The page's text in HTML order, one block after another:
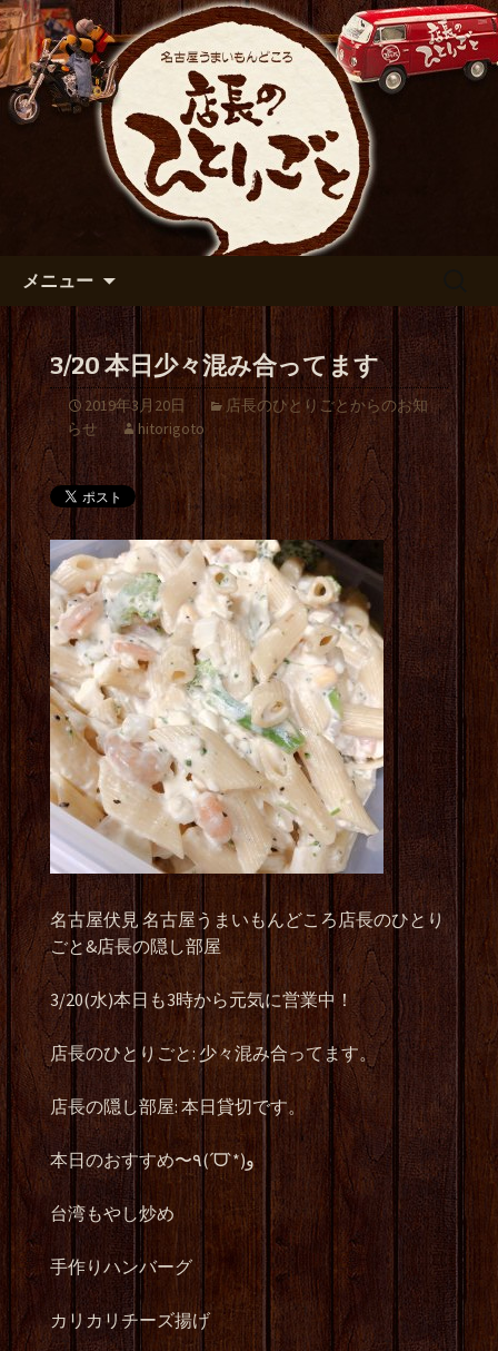
名古屋市伏見の居酒屋【店長の
ひとりごと】のブログ
出張や観光に名古屋めしがおすすめで
す
メニュー
3/20 本日少々混み合ってます
2019年3月20日
店長のひとりごとからのお知
らせ
hitorigoto
名古屋伏見 名古屋うまいもんどころ店長のひとり
ごと&店長の隠し部屋
3/20(水)本日も3時から元気に営業中！
店長のひとりごと: 少々混み合ってます。
店長の隠し部屋: 本日貸切です。
本日のおすすめ〜٩(ˊᗜˋ*)و
台湾もやし炒め
手作りハンバーグ
カリカリチーズ揚げ